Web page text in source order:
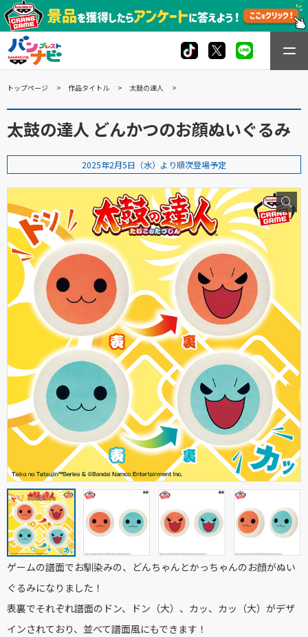
トップページ 作品タイトル 太鼓の達人
太鼓の達人 どんかつのお顔ぬいぐるみ
2025年2月5日（水）より順次登場予定
ゲームの譜面でお馴染みの、どんちゃんとかっちゃんのお顔がぬい
ぐるみになりました！
表裏でそれぞれ譜面のドン、ドン（大）、カッ、カッ（大）がデザ
インされており、並べて譜面風にもできます！